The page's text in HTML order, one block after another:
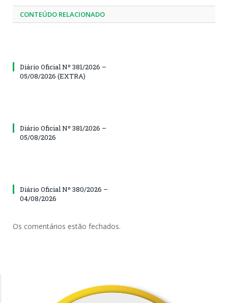
CONTEÚDO RELACIONADO
Diário Oficial Nº 381/2026 –
05/08/2026 (EXTRA)
Diário Oficial Nº 381/2026 –
05/08/2026
Diário Oficial Nº 380/2026 –
04/08/2026
Os comentários estão fechados.